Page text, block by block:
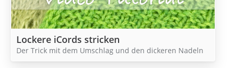
Lockere iCords stricken
Der Trick mit dem Umschlag und den dickeren Nadeln